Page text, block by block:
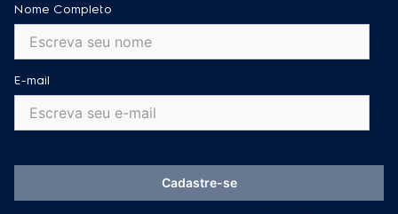
Nome Completo
E-mail
Cadastre-se